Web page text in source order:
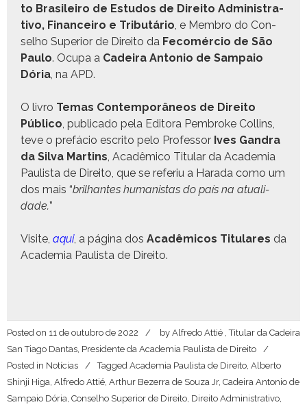
to Brasileiro de Estu­dos de Dire­ito Admin­is­tra­
ti­vo, Finan­ceiro e Trib­utário, e Mem­bro do Con­
sel­ho Supe­ri­or de Dire­ito da Fecomér­cio de São
Paulo. Ocu­pa a Cadeira Anto­nio de Sam­paio
Dória, na APD.
O livro Temas Con­tem­porâ­neos de Dire­ito
Públi­co, pub­li­ca­do pela Edi­to­ra Pem­broke Collins,
teve o pre­fá­cio escrito pelo Pro­fes­sor Ives Gan­dra
da Sil­va Mar­tins, Acadêmi­co Tit­u­lar da Acad­e­mia
Paulista de Dire­ito, que se referiu a Hara­da como um
dos mais “bril­hantes human­istas do país na atu­al­i­
dade.”
Vis­ite, aqui, a pági­na dos Acadêmi­cos Tit­u­lares da
Acad­e­mia Paulista de Direito.
Posted on 11 de outubro de 2022 by Alfredo Attié , Titular da Cadeira
San Tiago Dantas, Presidente da Academia Paulista de Direito
Posted in Notícias Tagged Academia Paulista de Direito, Alberto
Shinji Higa, Alfredo Attié, Arthur Bezerra de Souza Jr, Cadeira Antonio de
Sampaio Dória, Conselho Superior de Direito, Direito Administrativo,